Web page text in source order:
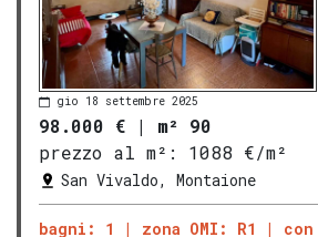
gio 18 settembre 2025
98.000 € | m² 90
prezzo al m²:
1088 €/m²
San Vivaldo, Montaione
bagni: 1 zona OMI: R1